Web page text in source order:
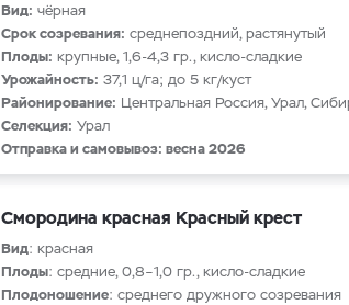
Вид: чёрная
Срок созревания: среднепоздний, растянутый
Плоды: крупные, 1,6-4,3 гр., кисло-сладкие
Урожайность: 37,1 ц/га; до 5 кг/куст
Районирование: Центральная Россия, Урал,
Селекция: Урал
Отправка и самовывоз: весна 2026
Смородина красная Красный крест
Вид: красная
Плоды: средние, 0,8–1,0 гр., кисло-сладкие
Плодоношение: среднего дружного созревания